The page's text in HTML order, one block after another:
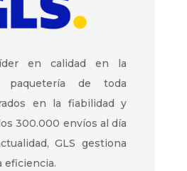
en calidad en la
paquetería de toda
en la fiabilidad y
300.000 envíos al día
GLS gestiona
eficiencia.